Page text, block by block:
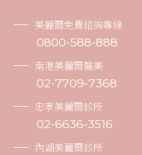
美麗爾免費諮詢專線
0800-588-888
南港美麗爾醫美
02-7709-7368
忠孝美麗爾診所
02-6636-3516
內湖美麗爾診所